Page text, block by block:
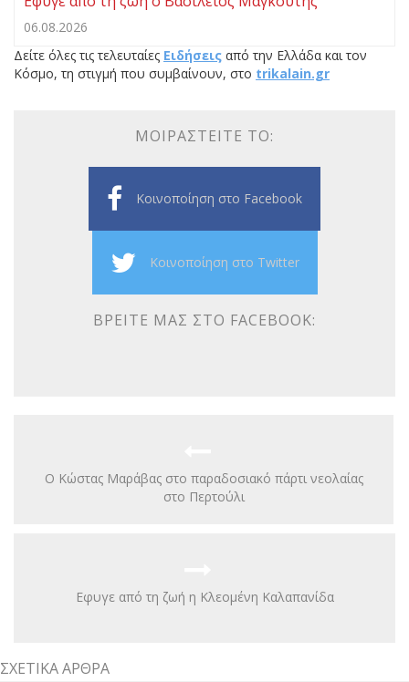
06.08.2026
Δείτε όλες τις τελευταίες Ειδήσεις από την Ελλάδα και τον
Κόσμο, τη στιγμή που συμβαίνουν, στο trikalain.gr
ΜΟΙΡΑΣΤΕΊΤΕ ΤΟ:
Κοινοποίηση στο Facebook
Κοινοποίηση στο Twitter
ΒΡΕΊΤΕ ΜΑΣ ΣΤΟ FACEBOOK:
Ο Κώστας Μαράβας στο παραδοσιακό πάρτι νεολαίας
στο Περτούλι
Eφυγε από τη ζωή η Κλεομένη Καλαπανίδα
ΣΧΕΤΙΚΆ ΆΡΘΡΑ